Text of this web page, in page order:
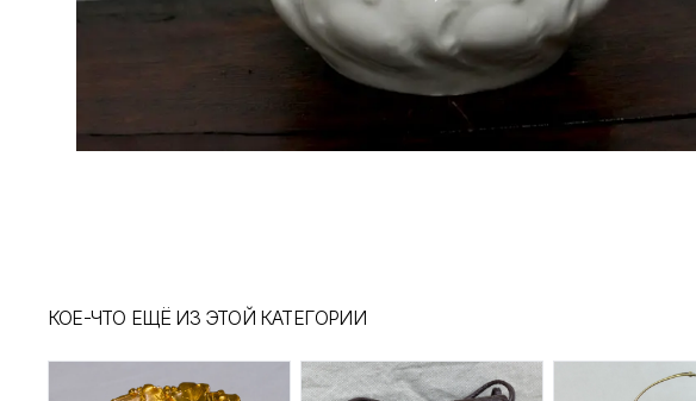
КОЕ-ЧТО ЕЩЁ ИЗ ЭТОЙ КАТЕГОРИИ